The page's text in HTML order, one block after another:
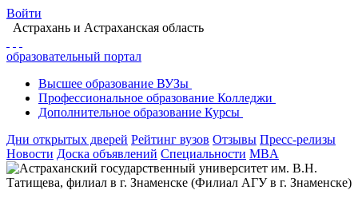
Войти
Астрахань и Астраханская область
образовательный портал
Высшее образование ВУЗы
Профессиональное образование Колледжи
Дополнительное образование Курсы
Дни открытых дверей Рейтинг вузов Отзывы Пресс-релизы
Новости Доска объявлений Специальности MBA